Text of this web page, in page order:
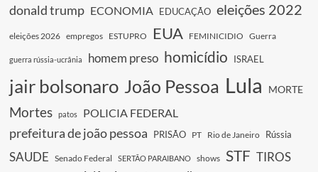
donald trump ECONOMIA EDUCAÇÃO eleições 2022
eleições 2026 empregos ESTUPRO EUA FEMINICIDIO Guerra
guerra rússia-ucrânia homem preso homicídio ISRAEL
jair bolsonaro João Pessoa Lula MORTE
Mortes patos POLICIA FEDERAL
prefeitura de joão pessoa PRISÃO PT Rio de Janeiro Rússia
SAUDE Senado Federal SERTÃO PARAIBANO shows STF TIROS